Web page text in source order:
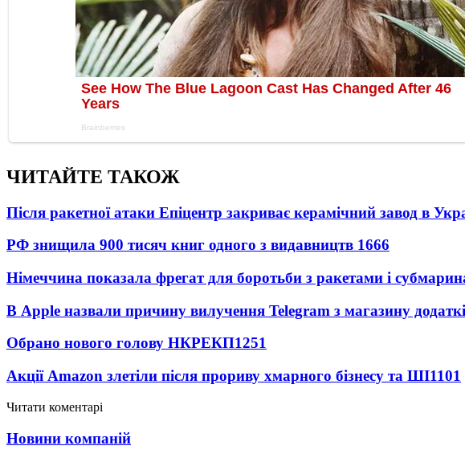
ЧИТАЙТЕ ТАКОЖ
Після ракетної атаки Епіцентр закриває керамічний завод в
РФ знищила 900 тисяч книг одного з видавництв 1666
Німеччина показала фрегат для боротьби з ракетами і
В Apple назвали причину вилучення Telegram з магазину
Обрано нового голову НКРЕКП1251
Акції Amazon злетіли після прориву хмарного бізнесу та ШІ1101
Читати коментарі
Новини компаній